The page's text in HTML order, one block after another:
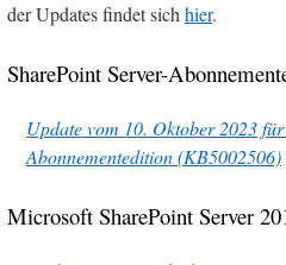
der Updates findet sichhier.
SharePoint Server-
Update vom 10. Oktober 2023
Abonnementedition (KB5002506)
Microsoft SharePoint Server